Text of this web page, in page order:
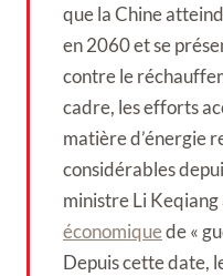
que la Chine
en 2060 et se
contre le
cadre, les efforts
matière d’énergie
considérables
ministre Li
économiquede «
Depuis cette date,